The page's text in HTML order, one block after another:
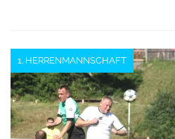
1. HERRENMANNSCHAFT